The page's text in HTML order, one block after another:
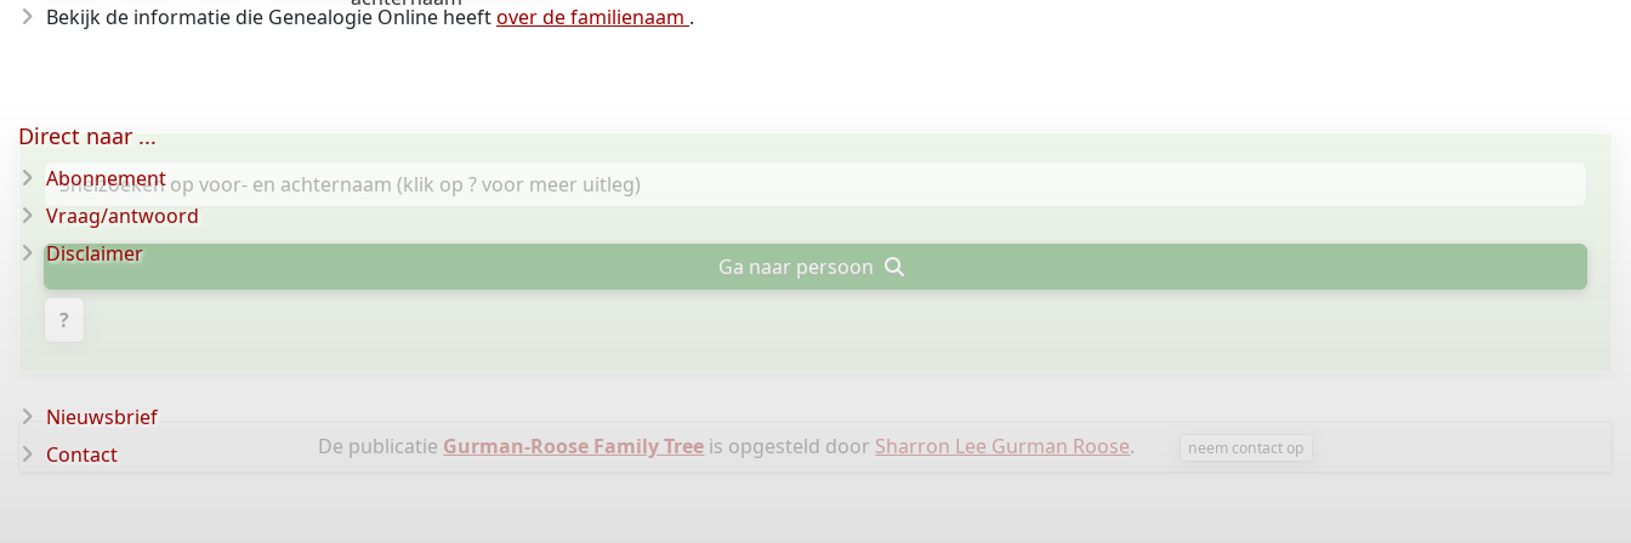
Bekijk de informatie die Genealogie Online heeftover de familienaam .
Ga naar persoon
?
De publicatie Gurman-Roose Family Tree is opgesteld door Sharron Lee Gurman Roose. neem contact op
Direct naar ...
Abonnement
Vraag/antwoord
Disclaimer
Nieuwsbrief
Contact